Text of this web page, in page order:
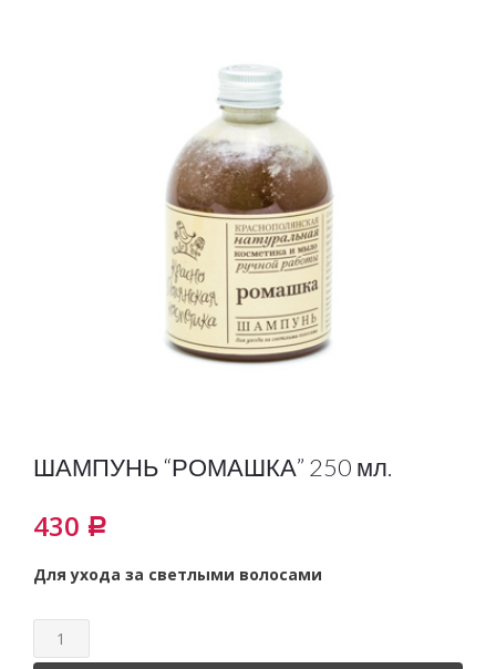
ШАМПУНЬ “РОМАШКА” 250 мл.
430 Р
Для ухода за светлыми волосами